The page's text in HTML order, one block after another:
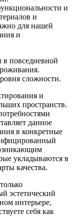
и
и
для нашей
и
повседневной
сложности.
и
пространств.
данное
в конкретные
укладываются в
качества.
эстетический
интерьере,
себя как